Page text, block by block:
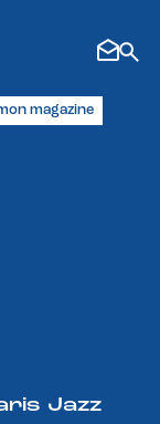
magazine
Jazz